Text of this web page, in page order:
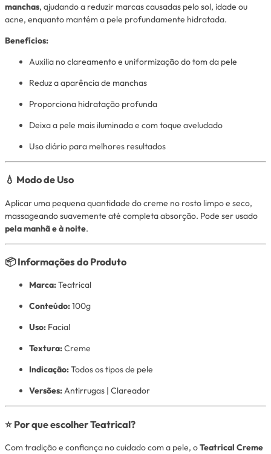
manchas, ajudando a reduzir marcas causadas pelo sol, idade ou
acne, enquanto mantém a pele profundamente hidratada.
Benefícios:
Auxilia no clareamento e uniformização do tom da pele
Reduz a aparência de manchas
Proporciona hidratação profunda
Deixa a pele mais iluminada e com toque aveludado
Uso diário para melhores resultados
💧 Modo de Uso
Aplicar uma pequena quantidade do creme no rosto limpo e seco,
massageando suavemente até completa absorção. Pode ser usado
pela manhã e à noite.
📦 Informações do Produto
Marca:Teatrical
Conteúdo:100g
Uso: Facial
Textura:Creme
Indicação:Todos os tipos de pele
Versões:Antirrugas | Clareador
⭐ Por que escolher Teatrical?
Com tradição e confiança no cuidado com a pele, oTeatrical Creme